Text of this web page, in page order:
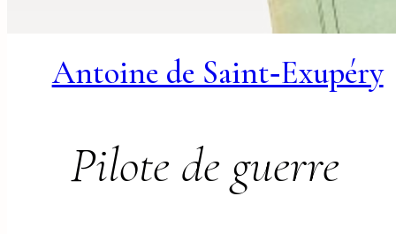
Antoine de Saint‑Exupéry
Pilote de guerre